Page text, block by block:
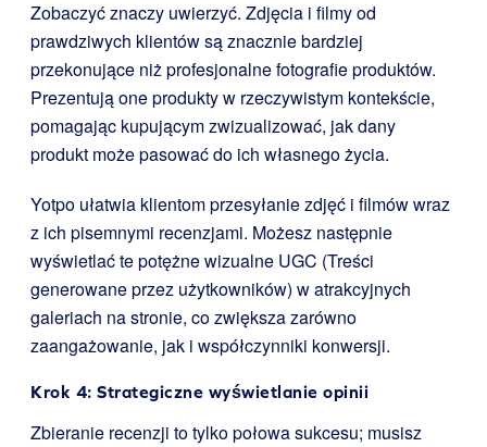
Zobaczyć znaczy uwierzyć. Zdjęcia i filmy od
prawdziwych klientów są znacznie bardziej
przekonujące niż profesjonalne fotografie produktów.
Prezentują one produkty w rzeczywistym kontekście,
pomagając kupującym zwizualizować, jak dany
produkt może pasować do ich własnego życia.
Yotpo ułatwia klientom przesyłanie zdjęć i filmów wraz
z ich pisemnymi recenzjami. Możesz następnie
wyświetlać te potężne wizualne UGC (Treści
generowane przez użytkowników) w atrakcyjnych
galeriach na stronie, co zwiększa zarówno
zaangażowanie, jak i współczynniki konwersji.
Krok 4: Strategiczne wyświetlanie opinii
Zbieranie recenzji to tylko połowa sukcesu; musisz